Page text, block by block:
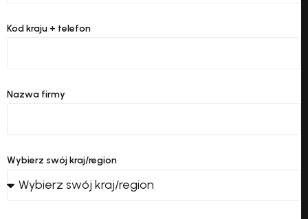
Kod kraju + telefon
Nazwa firmy
Wybierz swój kraj/region